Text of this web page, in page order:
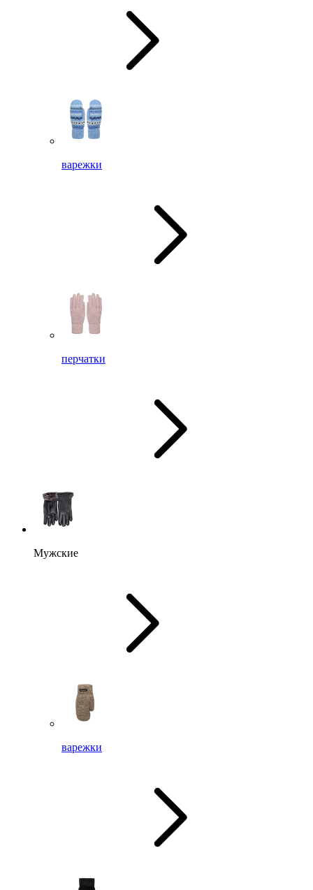
варежки
перчатки
Мужские
варежки